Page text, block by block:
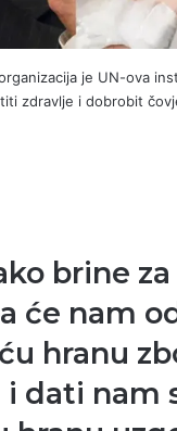
je UN-ova
zdravlje i dobrobit
brine
će nam
hranu
dati nam